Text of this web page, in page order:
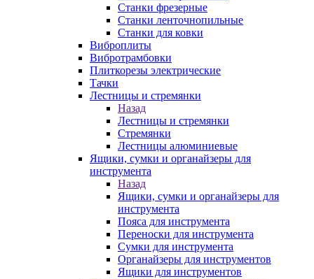
Станки фрезерные
Станки ленточнопильные
Станки для ковки
Виброплиты
Вибротрамбовки
Плиткорезы электрические
Тачки
Лестницы и стремянки
Назад
Лестницы и стремянки
Стремянки
Лестницы алюминиевые
Ящики, сумки и органайзеры для
инструмента
Назад
Ящики, сумки и органайзеры для
инструмента
Пояса для инструмента
Переноски для инструмента
Сумки для инструмента
Органайзеры для инструментов
Ящики для инструментов